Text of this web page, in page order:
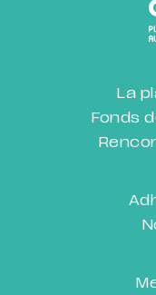
La
Fonds